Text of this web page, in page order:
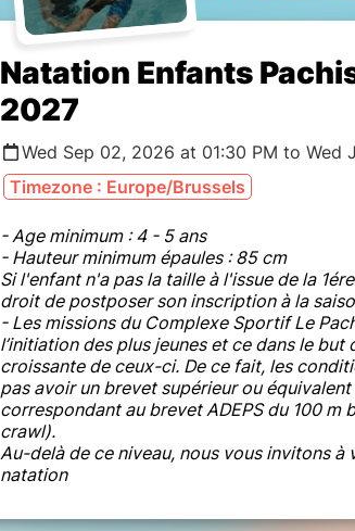
Natation Enfants
2027
Wed Sep 02, 2026 at 01:30 PM to Wed
Timezone : Europe/Brussels
- Age minimum : 4 - 5 ans
- Hauteur minimum épaules : 85 cm
Si l'enfant n'a pas la taille à l'issue de la
droit de postposer son inscription à la
- Les missions du Complexe Sportif Le
l’initiation des plus jeunes et ce dans le but
croissante de ceux-ci. De ce fait, les
pas avoir un brevet supérieur ou équivalent
correspondant au brevet ADEPS du 100 m
crawl).
Au-delà de ce niveau, nous vous invitons à
natation